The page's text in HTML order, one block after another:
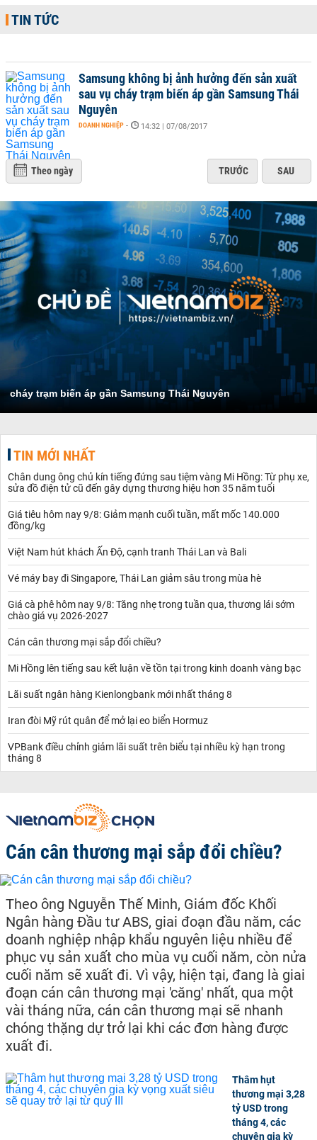
TIN TỨC
Samsung không bị ảnh hưởng đến sản xuất
sau vụ cháy trạm biến áp gần Samsung Thái
Nguyên
DOANH NGHIỆP - 14:32 | 07/08/2017
Theo ngày TRƯỚC SAU
cháy trạm biến áp gần Samsung Thái Nguyên
TIN MỚI NHẤT
Chân dung ông chủ kín tiếng đứng sau tiệm vàng Mi Hồng: Từ phụ xe,
sửa đồ điện tử cũ đến gây dựng thương hiệu hơn 35 năm tuổi
Giá tiêu hôm nay 9/8: Giảm mạnh cuối tuần, mất mốc 140.000
đồng/kg
Việt Nam hút khách Ấn Độ, cạnh tranh Thái Lan và Bali
Vé máy bay đi Singapore, Thái Lan giảm sâu trong mùa hè
Giá cà phê hôm nay 9/8: Tăng nhẹ trong tuần qua, thương lái sớm
chào giá vụ 2026-2027
Cán cân thương mại sắp đổi chiều?
Mi Hồng lên tiếng sau kết luận về tồn tại trong kinh doanh vàng bạc
Lãi suất ngân hàng Kienlongbank mới nhất tháng 8
Iran đòi Mỹ rút quân để mở lại eo biển Hormuz
VPBank điều chỉnh giảm lãi suất trên biểu tại nhiều kỳ hạn trong
tháng 8
Cán cân thương mại sắp đổi chiều?
Theo ông Nguyễn Thế Minh, Giám đốc Khối
Ngân hàng Đầu tư ABS, giai đoạn đầu năm, các
doanh nghiệp nhập khẩu nguyên liệu nhiều để
phục vụ sản xuất cho mùa vụ cuối năm, còn nửa
cuối năm sẽ xuất đi. Vì vậy, hiện tại, đang là giai
đoạn cán cân thương mại 'căng' nhất, qua một
vài tháng nữa, cán cân thương mại sẽ nhanh
chóng thặng dự trở lại khi các đơn hàng được
xuất đi.
Thâm hụt
thương mại 3,28
tỷ USD trong
tháng 4, các
chuyên gia kỳ